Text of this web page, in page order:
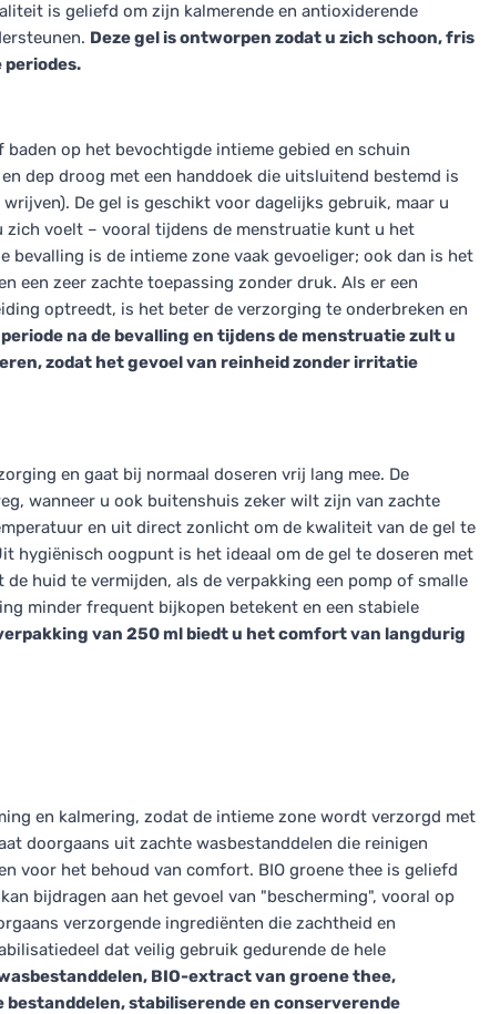
is geliefd om zijn kalmerende en antioxiderende
Deze gel is ontworpen zodat u zich schoon, fris
op het bevochtigde intieme gebied en schuin
dep droog met een handdoek die uitsluitend bestemd is
De gel is geschikt voor dagelijks gebruik, maar u
zich voelt – vooral tijdens de menstruatie kunt u het
bevalling is de intieme zone vaak gevoeliger; ook dan is het
een zeer zachte toepassing zonder druk. Als er een
optreedt, is het beter de verzorging te onderbreken en
periode na de bevalling en tijdens de menstruatie zult u
zodat het gevoel van reinheid zonder irritatie
en gaat bij normaal doseren vrij lang mee. De
wanneer u ook buitenshuis zeker wilt zijn van zachte
en uit direct zonlicht om de kwaliteit van de gel te
hygiënisch oogpunt is het ideaal om de gel te doseren met
huid te vermijden, als de verpakking een pomp of smalle
minder frequent bijkopen betekent en een stabiele
van 250 ml biedt u het comfort van langdurig
en kalmering, zodat de intieme zone wordt verzorgd met
doorgaans uit zachte wasbestanddelen die reinigen
voor het behoud van comfort. BIO groene thee is geliefd
bijdragen aan het gevoel van "bescherming", vooral op
verzorgende ingrediënten die zachtheid en
dat veilig gebruik gedurende de hele
BIO-extract van groene thee,
stabiliserende en conserverende